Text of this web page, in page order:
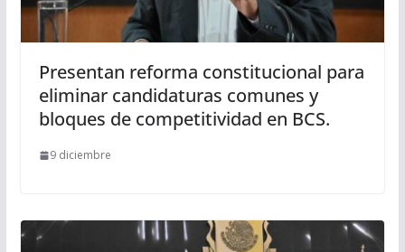
Presentan reforma constitucional para
eliminar candidaturas comunes y
bloques de competitividad en BCS.
9 diciembre